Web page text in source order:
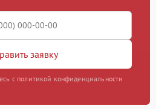
заявку
с политикой конфиденциальности